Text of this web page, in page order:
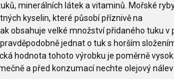
minerálních látek a vitaminů. Mořské
kyselin, které působí příznivě na
obsahuje velké množství přidaného tuku v
jednat o tuk s horším
hodnota tohoto výrobku je poměrně
a před konzumací nechte olejový nálev